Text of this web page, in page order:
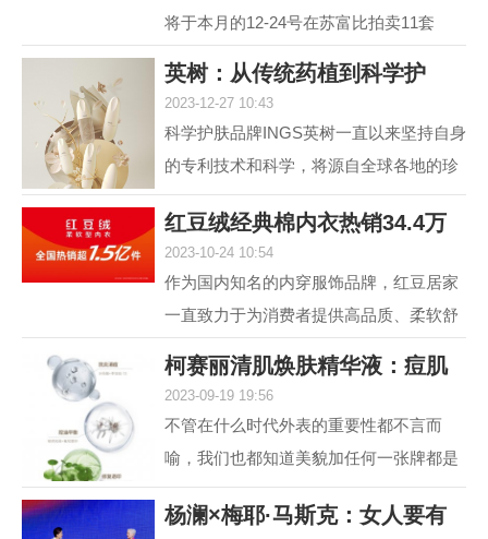
将于本月的12-24号在苏富比拍卖11套
腕表手提箱套装。但是截...
英树：从传统药植到科学护
2023-12-27 10:43
科学护肤品牌INGS英树一直以来坚持自身
的专利技术和科学，将源自全球各地的珍
贵自然原料，转化为安全高效的护肤配
方，不断解锁肌肤自身...
红豆绒经典棉内衣热销34.4万
2023-10-24 10:54
作为国内知名的内穿服饰品牌，红豆居家
一直致力于为消费者提供高品质、柔软舒
作为红豆居家的核心...
柯赛丽清肌焕肤精华液：痘肌
2023-09-19 19:56
不管在什么时代外表的重要性都不言而
喻，我们也都知道美貌加任何一张牌都是
王炸，但很多人却因为脸上的痘痘或痘印
而封印了颜值，在变美...
杨澜×梅耶·马斯克：女人要有